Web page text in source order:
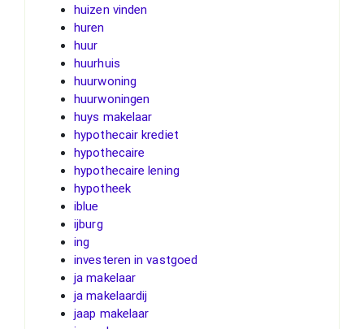
huizen vinden
huren
huur
huurhuis
huurwoning
huurwoningen
huys makelaar
hypothecair krediet
hypothecaire
hypothecaire lening
hypotheek
iblue
ijburg
ing
investeren in vastgoed
ja makelaar
ja makelaardij
jaap makelaar